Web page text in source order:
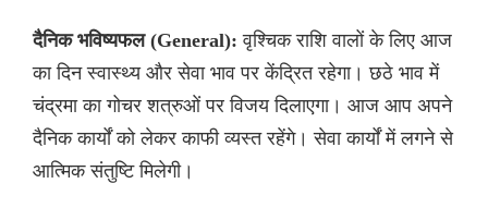
दैनिक भविष्यफल (General): वृश्चिक राशि वालों के लिए आज
का दिन स्वास्थ्य और सेवा भाव पर केंद्रित रहेगा। छठे भाव में
चंद्रमा का गोचर शत्रुओं पर विजय दिलाएगा। आज आप अपने
दैनिक कार्यों को लेकर काफी व्यस्त रहेंगे। सेवा कार्यों में लगने से
आत्मिक संतुष्टि मिलेगी।